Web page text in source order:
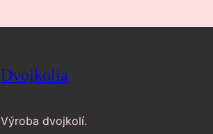
Dvojkolia
Výroba dvojkolí.